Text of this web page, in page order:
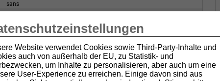
Website verwendet Cookies sowie Third-Party-Inhalte und
auch von außerhalb der EU, zu Statistik- und
um Inhalte zu personalisieren, aber auch um eine
User-Experience zu erreichen. Einige davon sind aus
sans
IP40